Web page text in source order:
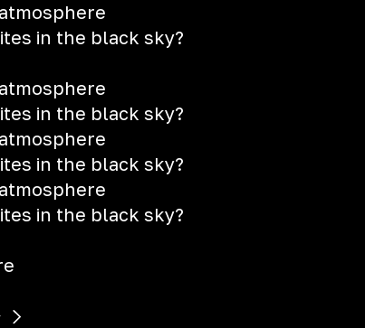
in the black sky?
in the black sky?
in the black sky?
in the black sky?